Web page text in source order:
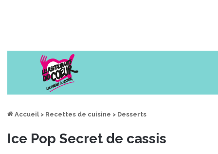
Accueil > Recettes de cuisine > Desserts
Ice Pop Secret de cassis